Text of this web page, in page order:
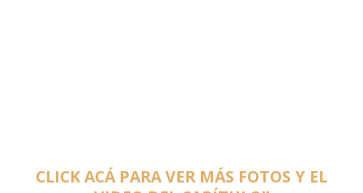
CLICK ACÁ PARA VER MÁS FOTOS Y EL